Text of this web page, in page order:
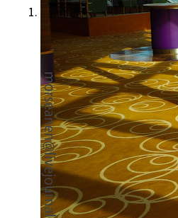
1.